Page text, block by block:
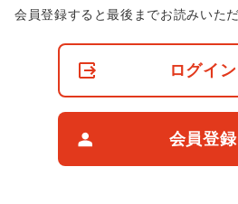
非
会員登録すると最後までお読みいただ
ログイン
会員登録